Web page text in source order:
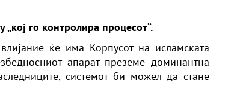
„кој го контролира процесот“.
ќе има Корпусот на исламската
апарат преземе доминантна
системот би можел да стане